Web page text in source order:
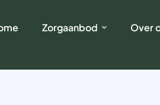
Zorgaanbod Over